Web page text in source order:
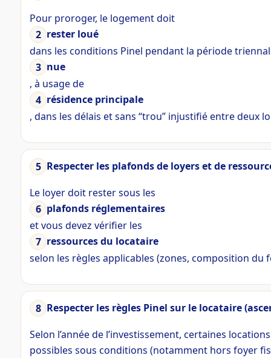
Pour proroger, le logement doit
rester loué
dans les conditions Pinel pendant la période
nue
, à usage de
résidence principale
, dans les délais et sans “trou” injustifié entre deux
Respecter les plafonds de loyers et de
Le loyer doit rester sous les
plafonds réglementaires
et vous devez vérifier les
ressources du locataire
selon les règles applicables (zones, composition du
Respecter les règles Pinel sur le locataire
Selon l’année de l’investissement, certaines
possibles sous conditions (notamment hors foyer